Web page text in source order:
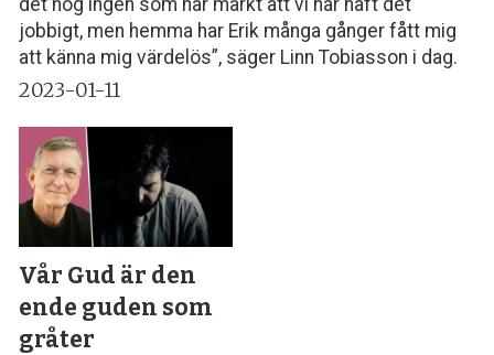
jobbigt, men hemma har Erik många gånger fått mig
att känna mig värdelös”, säger Linn Tobiasson i dag.
2023-01-11
Vår Gud är den
ende guden som
gråter